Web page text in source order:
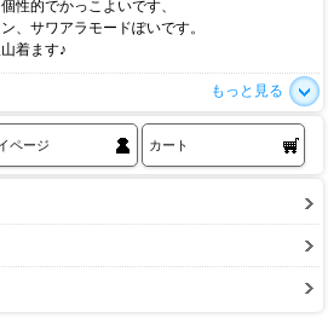
性的でかっこよいです、
、サワアラモードぽいです。
着ます♪
もっと見る
ページ カート